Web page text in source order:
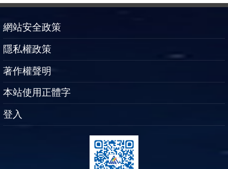
網站安全政策
隱私權政策
著作權聲明
本站使用正體字
登入